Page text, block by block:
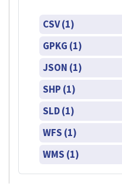
CSV (1)
GPKG (1)
JSON (1)
SHP (1)
SLD (1)
WFS (1)
WMS (1)